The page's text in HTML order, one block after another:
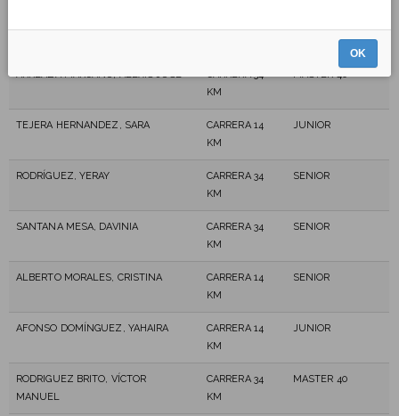
ARREAZA MARCANO, ALEXIS JOSÉ
CARRERA 34
KM
MASTER 40
TEJERA HERNANDEZ, SARA
CARRERA 14
KM
JUNIOR
RODRÍGUEZ, YERAY
CARRERA 34
KM
SENIOR
SANTANA MESA, DAVINIA
CARRERA 34
KM
SENIOR
ALBERTO MORALES, CRISTINA
CARRERA 14
KM
SENIOR
AFONSO DOMÍNGUEZ, YAHAIRA
CARRERA 14
KM
JUNIOR
RODRIGUEZ BRITO, VÍCTOR
MANUEL
CARRERA 34
KM
MASTER 40
OK